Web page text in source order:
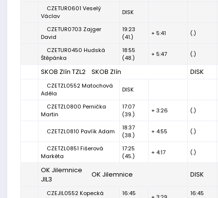
CZETUR0601 Veselý
Václav
DISK
CZETUR0703 Zajger
David
19:23
(41.)
+ 5:41 (.)
CZETUR0450 Hudská
Štěpánka
18:55
(48.)
+ 5:47 (.)
SKOB Zlín TZL2 SKOB Zlín DISK
CZETZL0552 Matochová
Adéla
DISK
CZETZL0800 Pernička
Martin
17:07
(39.)
+ 3:26 (.)
CZETZL0810 Pavlík Adam
18:37
(38.)
+ 4:55 (.)
CZETZL0851 Fišerová
Markéta
17:25
(45.)
+ 4:17 (.)
OK Jilemnice
JIL3
OK Jilemnice DISK
CZEJIL0552 Kopecká
16:45
16:45